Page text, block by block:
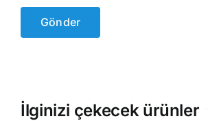
İlginizi çekecek ürünler